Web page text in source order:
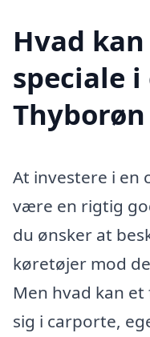
Hvad
speciale
At investere i en
være en rigtig
du ønsker at
køretøjer mod
Men hvad kan
sig i carporte,